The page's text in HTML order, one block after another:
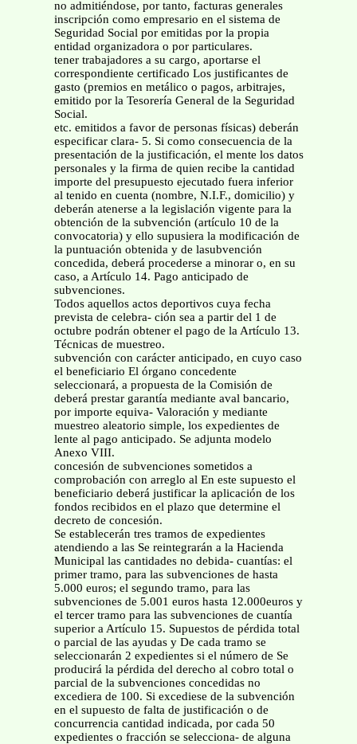
no admitiéndose, por tanto, facturas generales
inscripción como empresario en el sistema de
Seguridad Social por emitidas por la propia
entidad organizadora o por particulares.
tener trabajadores a su cargo, aportarse el
correspondiente certificado Los justificantes de
gasto (premios en metálico o pagos, arbitrajes,
emitido por la Tesorería General de la Seguridad
Social.
etc. emitidos a favor de personas físicas) deberán
especificar clara- 5. Si como consecuencia de la
presentación de la justificación, el mente los datos
personales y la firma de quien recibe la cantidad
importe del presupuesto ejecutado fuera inferior
al tenido en cuenta (nombre, N.I.F., domicilio) y
deberán atenerse a la legislación vigente para la
obtención de la subvención (artículo 10 de la
convocatoria) y ello supusiera la modificación de
la puntuación obtenida y de lasubvención
concedida, deberá procederse a minorar o, en su
caso, a Artículo 14. Pago anticipado de
subvenciones.
Todos aquellos actos deportivos cuya fecha
prevista de celebra- ción sea a partir del 1 de
octubre podrán obtener el pago de la Artículo 13.
Técnicas de muestreo.
subvención con carácter anticipado, en cuyo caso
el beneficiario El órgano concedente
seleccionará, a propuesta de la Comisión de
deberá prestar garantía mediante aval bancario,
por importe equiva- Valoración y mediante
muestreo aleatorio simple, los expedientes de
lente al pago anticipado. Se adjunta modelo
Anexo VIII.
concesión de subvenciones sometidos a
comprobación con arreglo al En este supuesto el
beneficiario deberá justificar la aplicación de los
fondos recibidos en el plazo que determine el
decreto de concesión.
Se establecerán tres tramos de expedientes
atendiendo a las Se reintegrarán a la Hacienda
Municipal las cantidades no debida- cuantías: el
primer tramo, para las subvenciones de hasta
5.000 euros; el segundo tramo, para las
subvenciones de 5.001 euros hasta 12.000euros y
el tercer tramo para las subvenciones de cuantía
superior a Artículo 15. Supuestos de pérdida total
o parcial de las ayudas y De cada tramo se
seleccionarán 2 expedientes si el número de Se
producirá la pérdida del derecho al cobro total o
parcial de la subvenciones concedidas no
excediera de 100. Si excediese de la subvención
en el supuesto de falta de justificación o de
concurrencia cantidad indicada, por cada 50
expedientes o fracción se selecciona- de alguna